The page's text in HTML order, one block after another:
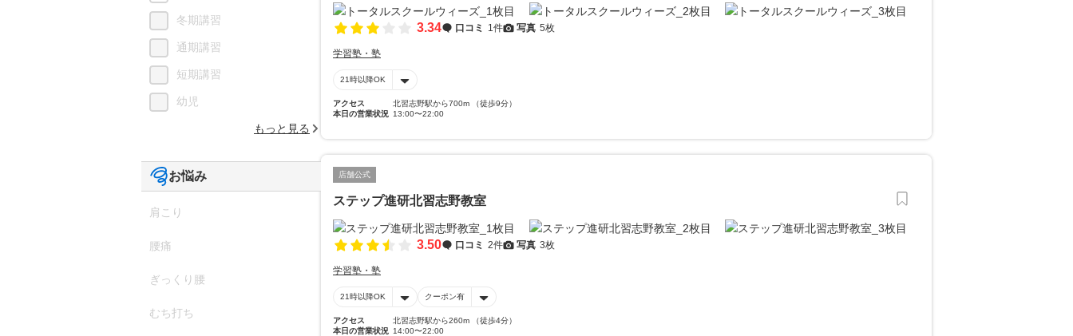
3.34 口コミ 1件 写真 5枚
学習塾・塾
21時以降OK
アクセス
北習志野駅から700m （徒歩9分）
本日の営業状況 13:00〜22:00
店舗公式
ステップ進研北習志野教室
3.50 口コミ 2件 写真 3枚
学習塾・塾
21時以降OK クーポン有
アクセス
北習志野駅から260m （徒歩4分）
本日の営業状況 14:00〜22:00
冬期講習
通期講習
短期講習
幼児
もっと見る
お悩み
肩こり
腰痛
ぎっくり腰
むち打ち